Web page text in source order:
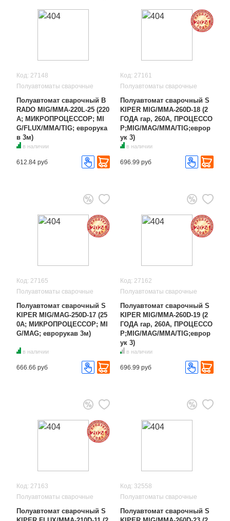
Код: 27148
Полуавтоматы сварочные
Полуавтомат сварочный B
RADO MIG/MMA-220L-25 (220
А; МИКРОПРОЦЕССОР; MI
G/FLUX/MMA/TIG; еврорука
в 3м)
в наличии
612.84 руб
Код: 27161
Полуавтоматы сварочные
Полуавтомат сварочный S
KIPER MIG/MMA-260D-18 (2
ГОДА гар, 260А, ПРОЦЕССО
Р;MIG/MAG/MMA/TIG;еврор
ук 3)
в наличии
696.99 руб
Код: 27165
Полуавтоматы сварочные
Полуавтомат сварочный S
KIPER MIG/MAG-250D-17 (25
0А; МИКРОПРОЦЕССОР; MI
G/MAG; еврорукав 3м)
в наличии
666.66 руб
Код: 27162
Полуавтоматы сварочные
Полуавтомат сварочный S
KIPER MIG/MMA-260D-19 (2
ГОДА гар, 260А, ПРОЦЕССО
Р;MIG/MAG/MMA/TIG;еврор
ук 3)
в наличии
696.99 руб
Код: 27163
Полуавтоматы сварочные
Полуавтомат сварочный S
Код: 32558
Полуавтоматы сварочные
Полуавтомат сварочный S